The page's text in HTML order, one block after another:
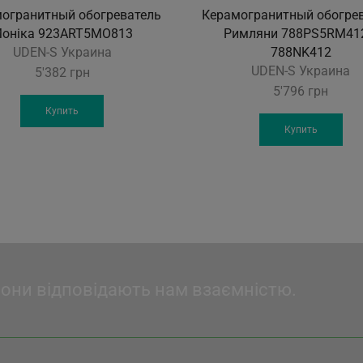
обогреватель
923ART5МО813
UDEN-S Украина
5'382 грн
Купить
Керамогранитный
Римляни
788NK412
UDEN-S Украина
5'796 грн
Купить